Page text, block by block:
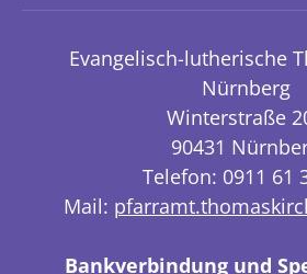
Evangelisch-lutherische
Nürnberg
Winterstraße
90431
Telefon: 0911 61
Mail:
Bankverbindung und